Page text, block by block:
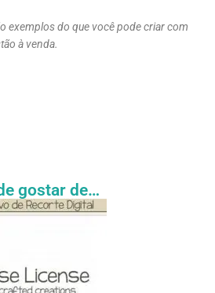
exemplos do que você pode criar com
à venda.
gostar de…
Este
variantes.